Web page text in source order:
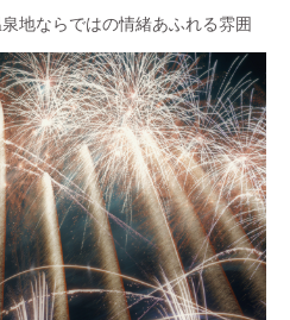
地ならではの情緒あふれる雰囲